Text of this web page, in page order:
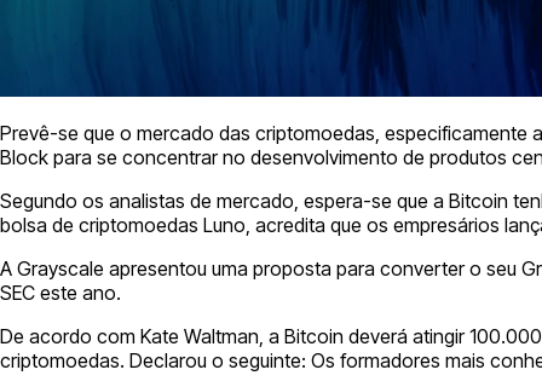
Prevê-se que o mercado das criptomoedas, especificamente
Block para se concentrar no desenvolvimento de produtos
Segundo os analistas de mercado, espera-se que a Bitcoin
bolsa de criptomoedas Luno, acredita que os empresários
A Grayscale apresentou uma proposta para converter o seu
SEC este ano.
De acordo com Kate Waltman, a Bitcoin deverá atingir
criptomoedas. Declarou o seguinte: Os formadores mais